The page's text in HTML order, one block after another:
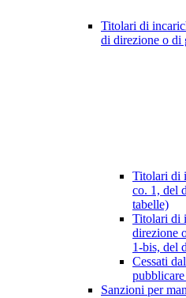
Titolari di
di direzione o di
Titolari di
co. 1, del
tabelle)
Titolari di
direzione
1-bis, del
Cessati
Sanzioni per